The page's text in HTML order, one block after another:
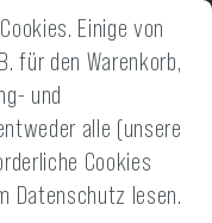
14 TAGE GELD-
Einige von
für den Warenkorb,
und
alle (unsere
Cookies
Datenschutz lesen.